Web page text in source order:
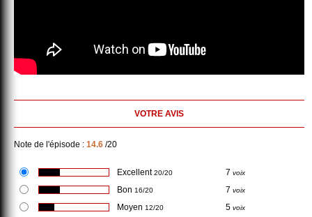
VOTRE AVIS
Note de l'épisode : 14.6 /20
Excellent20/20 7 voix
Bon 16/20 7 voix
Moyen 12/20 5 voix